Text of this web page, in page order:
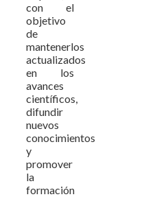
con el
objetivo
de
mantenerlos
actualizados
en los
avances
científicos,
difundir
nuevos
conocimientos
y
promover
la
formación